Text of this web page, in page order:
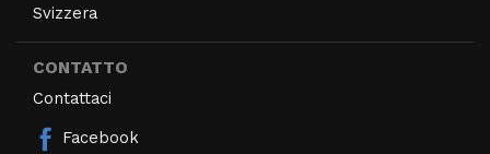
Svizzera
CONTATTO
Contattaci
Facebook